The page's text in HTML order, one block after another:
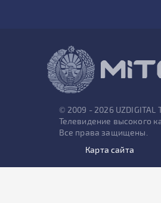
© 2009 - 2026 UZDIGITAL
Телевидение высокого
Все права защищены.
Карта сайта